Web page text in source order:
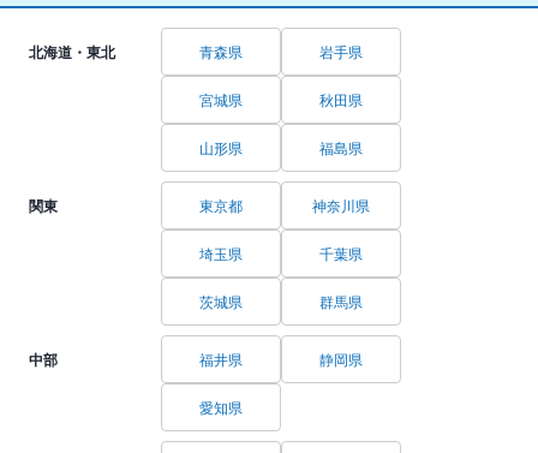
北海道・東北 青森県 岩手県
宮城県 秋田県
山形県 福島県
関東 東京都 神奈川県
埼玉県 千葉県
茨城県 群馬県
中部 福井県 静岡県
愛知県